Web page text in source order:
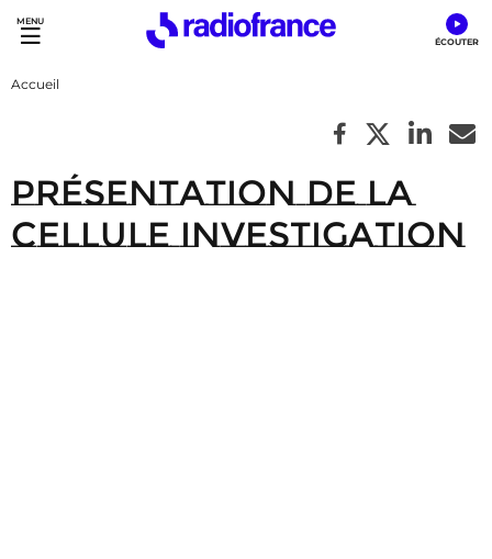
Accès direct :
Menu principal
Contenu
Accueil
présentation de la
cellule investigation